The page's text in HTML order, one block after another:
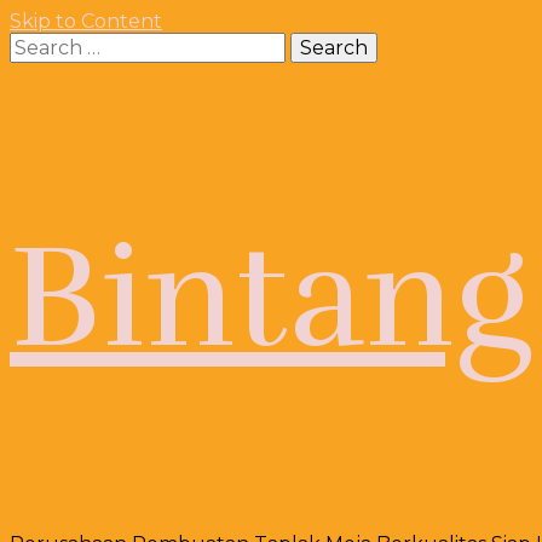
Skip to Content
Search
for:
Bintang